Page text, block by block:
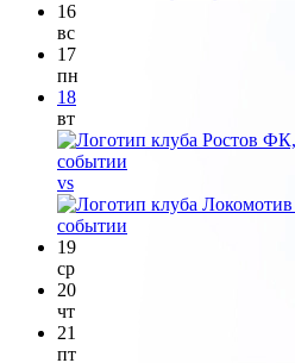
16
вс
17
пн
18
вт
vs
19
ср
20
чт
21
пт